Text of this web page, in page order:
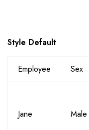
Style Default
Employee Sex
Jane Male